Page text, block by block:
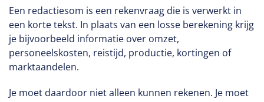
Een redactiesom is een rekenvraag die is verwerkt in
een korte tekst. In plaats van een losse berekening krijg
je bijvoorbeeld informatie over omzet,
personeelskosten, reistijd, productie, kortingen of
marktaandelen.
Je moet daardoor niet alleen kunnen rekenen. Je moet